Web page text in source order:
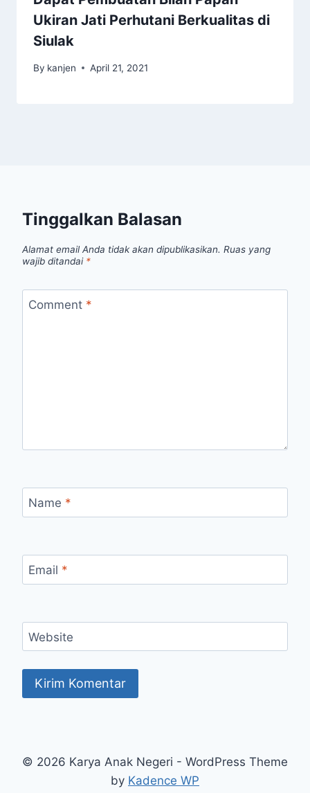
Ukiran Jati Perhutani Berkualitas di
Siulak
By kanjen April 21, 2021
Tinggalkan Balasan
Alamat email Anda tidak akan dipublikasikan. Ruas yang
wajib ditandai *
Comment *
Name *
Email *
Website
© 2026 Karya Anak Negeri - WordPress Theme
by Kadence WP